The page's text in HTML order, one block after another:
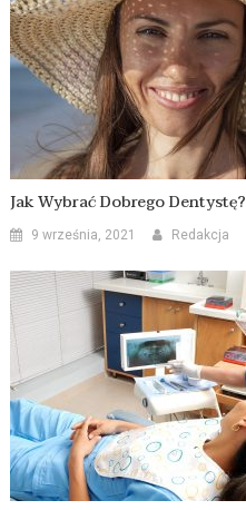
Jak Wybrać Dobrego Dentystę?
9 września, 2021 Redakcja